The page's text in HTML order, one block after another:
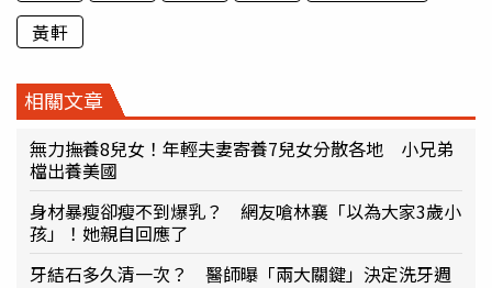
黃軒
相關文章
無力撫養8兒女！年輕夫妻寄養7兒女分散各地 小兄弟
檔出養美國
身材暴瘦卻瘦不到爆乳？ 網友嗆林襄「以為大家3歲小
孩」！她親自回應了
牙結石多久清一次？ 醫師曝「兩大關鍵」決定洗牙週